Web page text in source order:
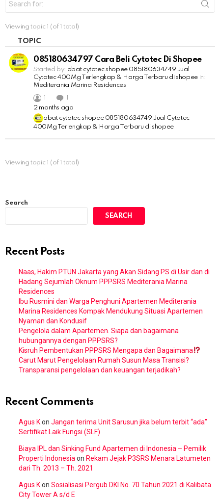
a
c
f
Viewing topic 1 (of 1 total)
TOPIC
085180634797 Cara Beli Cytotec Di Shopee
Started by: obat cytotec shopee 085180634749 Jual
Cytotec 400Mg Terlengkap & Harga Terbaru di shopee in:
Mediterania Marina Residences
1
1
2 months ago
obat cytotec shopee 085180634749 Jual Cytotec
400Mg Terlengkap & Harga Terbaru di shopee
Viewing topic 1 (of 1 total)
Search
SEARCH
Recent Posts
Naas, Hakim PTUN Jakarta yang Akan Sidang PS di Usir dan di
Hadang Sejumlah Oknum PPPSRS Mediterania Marina
Residences
Ibu Rusmini dan Warga Penghuni Apartemen Mediterania
Marina Residences Kompak Mendukung Situasi Apartemen
Nyaman dan Kondusif
Pengelola dalam Apartemen. Siapa dan bagaimana
hubungannya dengan PPPSRS?
Kisruh Pembentukan PPPSRS Mengapa dan Bagaimana
Carut Marut Pengelolaan Rumah Susun Masa Transisi?
Transparansi pengelolaan dan keuangan terjadikah?
Recent Comments
Agus Kon Jangan terima Unit Sarusun jika belum terbit “ada”
Sertifikat Laik Fungsi (SLF)
Biaya IPL dan Sinking Fund Apartemen di Indonesia – Pemilik
Properti Indonesia on Rekam Jejak P3SRS Menara Latumeten
dari Th. 2013 – Th. 2021
Agus Kon Sosialisasi Pergub DKI No. 70 Tahun 2021 di Kalibata
City Tower A s/d E